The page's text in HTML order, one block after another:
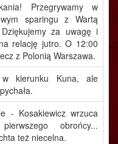
Przegrywamy w
sparingu z Wartą
za uwagę i
relację jutro. O 12:00
z Polonią Warszawa.
w kierunku Kuna, ale
- Kosakiewicz wrzuca
obrońcy...
też niecelna.